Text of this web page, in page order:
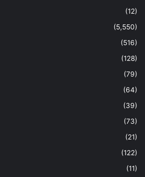
(12)
(5,550)
(516)
(128)
(79)
(64)
(39)
(73)
(21)
(122)
(11)